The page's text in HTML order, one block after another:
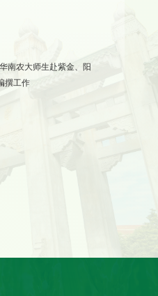
南农大师生赴紫金、阳
撰工作